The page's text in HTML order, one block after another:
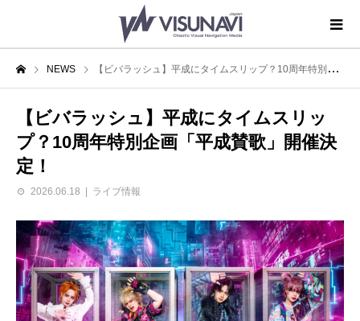
NEWS 【ビバラッシュ】平成にタイムスリップ？10周年特別企画「平成賛歌」開催決定！
【ビバラッシュ】平成にタイムスリッ
プ？10周年特別企画「平成賛歌」開催決
定！
2026.06.18 ライブ情報